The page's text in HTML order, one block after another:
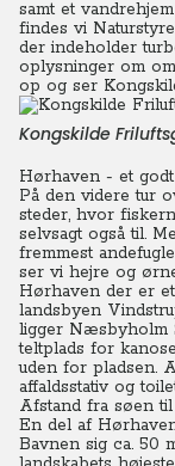
samt et
findes vi
der indeholder
oplysninger om
op og ser
Kongskilde
Hørhaven - et
På den videre tur
steder, hvor
selvsagt også til.
fremmest
ser vi hejre og
Hørhaven der er
landsbyen
ligger Næsbyholm
teltplads for
uden for pladsen.
affaldsstativ og
Afstand fra søen
En del af
Bavnen sig ca. 50